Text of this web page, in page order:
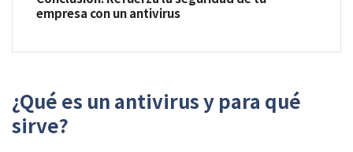
empresa con un antivirus
¿Qué es un antivirus y para qué
sirve?